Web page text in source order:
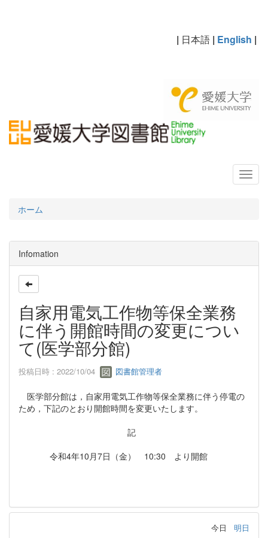
| 日本語 | English |
ホーム
Infomation
自家用電気工作物等保全業務
に伴う開館時間の変更につい
て(医学部分館)
投稿日時 : 2022/10/04 図書館管理者
医学部分館は，自家用電気工作物等保全業務に伴う停電の
ため，下記のとおり開館時間を変更いたします。
記
令和4年10月7日（金） 10:30 より開館
今日 明日